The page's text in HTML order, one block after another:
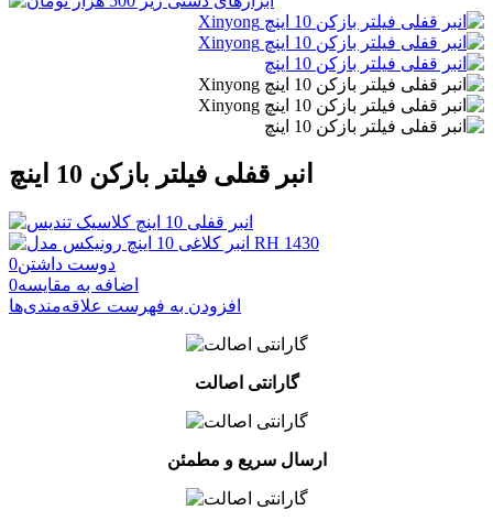
انبر قفلی فیلتر بازکن 10 اینچ
دوست داشتن0
اضافه به مقایسه0
افزودن به فهرست علاقه‌مندی‌ها
گارانتی اصالت
ارسال سریع و مطمئن